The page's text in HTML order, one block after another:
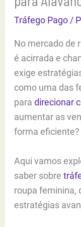
Tráfego Pago /
No mercado de
é acirrada e
exige
como uma das
paradirecionar
aumentar as
forma eficiente?
Aqui vamos
saber sobre
roupa feminina,
estratégias